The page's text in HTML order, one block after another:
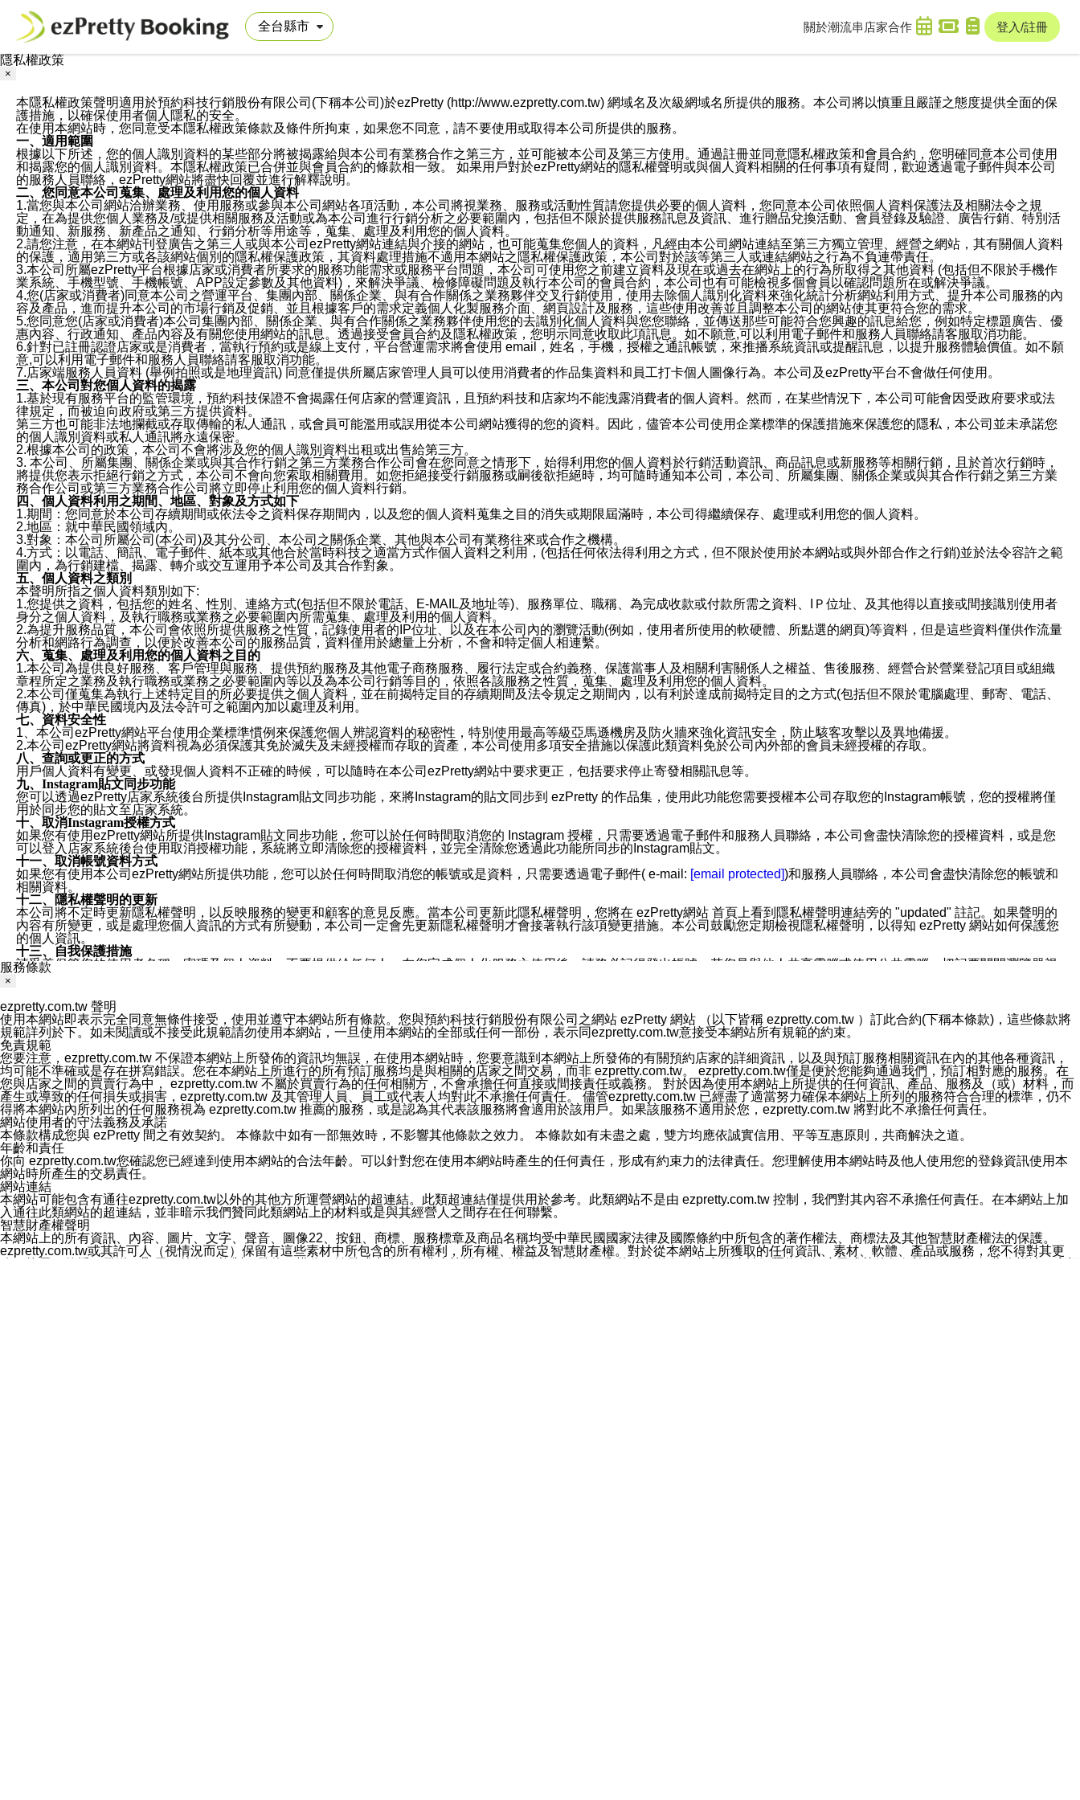
關於潮流串 店家合作 登入/註冊
隱私權政策
×
本隱私權政策聲明適用於預約科技行銷股份有限公司(下稱本公司)於ezPretty (http://www.ezpretty.com.tw) 網域名及次級網域名所提供的服務。本公司將以慎重且嚴謹之態度提供全面的保
護措施，以確保使用者個人隱私的安全。
在使用本網站時，您同意受本隱私權政策條款及條件所拘束，如果您不同意，請不要使用或取得本公司所提供的服務。
一、適用範圍
根據以下所述，您的個人識別資料的某些部分將被揭露給與本公司有業務合作之第三方，並可能被本公司及第三方使用。通過註冊並同意隱私權政策和會員合約，您明確同意本公司使用
和揭露您的個人識別資料。本隱私權政策已合併並與會員合約的條款相一致。 如果用戶對於ezPretty網站的隱私權聲明或與個人資料相關的任何事項有疑問，歡迎透過電子郵件與本公司
的服務人員聯絡，ezPretty網站將盡快回覆並進行解釋說明。
二、您同意本公司蒐集、處理及利用您的個人資料
1.當您與本公司網站洽辦業務、使用服務或參與本公司網站各項活動，本公司將視業務、服務或活動性質請您提供必要的個人資料，您同意本公司依照個人資料保護法及相關法令之規
定，在為提供您個人業務及/或提供相關服務及活動或為本公司進行行銷分析之必要範圍內，包括但不限於提供服務訊息及資訊、進行贈品兌換活動、會員登錄及驗證、廣告行銷、特別活
動通知、新服務、新產品之通知、行銷分析等用途等，蒐集、處理及利用您的個人資料。
2.請您注意，在本網站刊登廣告之第三人或與本公司ezPretty網站連結與介接的網站，也可能蒐集您個人的資料，凡經由本公司網站連結至第三方獨立管理、經營之網站，其有關個人資料
的保護，適用第三方或各該網站個別的隱私權保護政策，其資料處理措施不適用本網站之隱私權保護政策，本公司對於該等第三人或連結網站之行為不負連帶責任。
3.本公司所屬ezPretty平台根據店家或消費者所要求的服務功能需求或服務平台問題，本公司可使用您之前建立資料及現在或過去在網站上的行為所取得之其他資料 (包括但不限於手機作
業系統、手機型號、手機帳號、APP設定參數及其他資料)，來解決爭議、檢修障礙問題及執行本公司的會員合約，本公司也有可能檢視多個會員以確認問題所在或解決爭議。
4.您(店家或消費者)同意本公司之營運平台、集團內部、關係企業、與有合作關係之業務夥伴交叉行銷使用，使用去除個人識別化資料來強化統計分析網站利用方式、提升本公司服務的內
容及產品，進而提升本公司的市場行銷及促銷、並且根據客戶的需求定義個人化製服務介面、網頁設計及服務，這些使用改善並且調整本公司的網站使其更符合您的需求。
5.您同意您(店家或消費者)本公司集團內部、關係企業、與有合作關係之業務夥伴使用您的去識別化個人資料與您您聯絡，並傳送那些可能符合您興趣的訊息給您，例如特定標題廣告、優
惠內容、行政通知、產品內容及有關您使用網站的訊息。透過接受會員合約及隱私權政策，您明示同意收取此項訊息。如不願意,可以利用電子郵件和服務人員聯絡請客服取消功能。
6.針對已註冊認證店家或是消費者，當執行預約或是線上支付，平台營運需求將會使用 email，姓名，手機，授權之通訊帳號，來推播系統資訊或提醒訊息，以提升服務體驗價值。如不願
意,可以利用電子郵件和服務人員聯絡請客服取消功能。
7.店家端服務人員資料 (舉例拍照或是地理資訊) 同意僅提供所屬店家管理人員可以使用消費者的作品集資料和員工打卡個人圖像行為。本公司及ezPretty平台不會做任何使用。
三、本公司對您個人資料的揭露
1.基於現有服務平台的監管環境，預約科技保證不會揭露任何店家的營運資訊，且預約科技和店家均不能洩露消費者的個人資料。然而，在某些情況下，本公司可能會因受政府要求或法
律規定，而被迫向政府或第三方提供資料。
第三方也可能非法地攔截或存取傳輸的私人通訊，或會員可能濫用或誤用從本公司網站獲得的您的資料。因此，儘管本公司使用企業標準的保護措施來保護您的隱私，本公司並未承諾您
的個人識別資料或私人通訊將永遠保密。
2.根據本公司的政策，本公司不會將涉及您的個人識別資料出租或出售給第三方。
3. 本公司、所屬集團、關係企業或與其合作行銷之第三方業務合作公司會在您同意之情形下，始得利用您的個人資料於行銷活動資訊、商品訊息或新服務等相關行銷，且於首次行銷時，
將提供您表示拒絕行銷之方式，本公司不會向您索取相關費用。如您拒絕接受行銷服務或嗣後欲拒絕時，均可隨時通知本公司，本公司、所屬集團、關係企業或與其合作行銷之第三方業
務合作公司或第三方業務合作公司將立即停止利用您的個人資料行銷。
四、個人資料利用之期間、地區、對象及方式如下
1.期間：您同意於本公司存續期間或依法令之資料保存期間內，以及您的個人資料蒐集之目的消失或期限屆滿時，本公司得繼續保存、處理或利用您的個人資料。
2.地區：就中華民國領域內。
3.對象：本公司所屬公司(本公司)及其分公司、本公司之關係企業、其他與本公司有業務往來或合作之機構。
4.方式：以電話、簡訊、電子郵件、紙本或其他合於當時科技之適當方式作個人資料之利用，(包括任何依法得利用之方式，但不限於使用於本網站或與外部合作之行銷)並於法令容許之範
圍內，為行銷建檔、揭露、轉介或交互運用予本公司及其合作對象。
五、個人資料之類別
本聲明所指之個人資料類別如下:
1.您提供之資料，包括您的姓名、性別、連絡方式(包括但不限於電話、E-MAIL及地址等)、服務單位、職稱、為完成收款或付款所需之資料、IＰ位址、及其他得以直接或間接識別使用者
身分之個人資料，及執行職務或業務之必要範圍內所需蒐集、處理及利用的個人資料。
2.為提升服務品質，本公司會依照所提供服務之性質，記錄使用者的IP位址、以及在本公司內的瀏覽活動(例如，使用者所使用的軟硬體、所點選的網頁)等資料，但是這些資料僅供作流量
分析和網路行為調查，以便於改善本公司的服務品質，資料僅用於總量上分析，不會和特定個人相連繫。
六、蒐集、處理及利用您的個人資料之目的
1.本公司為提供良好服務、客戶管理與服務、提供預約服務及其他電子商務服務、履行法定或合約義務、保護當事人及相關利害關係人之權益、售後服務、經營合於營業登記項目或組織
章程所定之業務及執行職務或業務之必要範圍內等以及為本公司行銷等目的，依照各該服務之性質，蒐集、處理及利用您的個人資料。
2.本公司僅蒐集為執行上述特定目的所必要提供之個人資料，並在前揭特定目的存續期間及法令規定之期間內，以有利於達成前揭特定目的之方式(包括但不限於電腦處理、郵寄、電話、
傳真)，於中華民國境內及法令許可之範圍內加以處理及利用。
七、資料安全性
1、本公司ezPretty網站平台使用企業標準慣例來保護您個人辨認資料的秘密性，特別使用最高等級亞馬遜機房及防火牆來強化資訊安全，防止駭客攻擊以及異地備援。
2.本公司ezPretty網站將資料視為必須保護其免於滅失及未經授權而存取的資產，本公司使用多項安全措施以保護此類資料免於公司內外部的會員未經授權的存取。
八、查詢或更正的方式
用戶個人資料有變更、或發現個人資料不正確的時候，可以隨時在本公司ezPretty網站中要求更正，包括要求停止寄發相關訊息等。
九、Instagram貼文同步功能
您可以透過ezPretty店家系統後台所提供Instagram貼文同步功能，來將Instagram的貼文同步到 ezPretty 的作品集，使用此功能您需要授權本公司存取您的Instagram帳號，您的授權將僅
用於同步您的貼文至店家系統。
十、取消Instagram授權方式
如果您有使用ezPretty網站所提供Instagram貼文同步功能，您可以於任何時間取消您的 Instagram 授權，只需要透過電子郵件和服務人員聯絡，本公司會盡快清除您的授權資料，或是您
可以登入店家系統後台使用取消授權功能，系統將立即清除您的授權資料，並完全清除您透過此功能所同步的Instagram貼文。
十一、取消帳號資料方式
如果您有使用本公司ezPretty網站所提供功能，您可以於任何時間取消您的帳號或是資料，只需要透過電子郵件( e-mail: [email protected])和服務人員聯絡，本公司會盡快清除您的帳號和
相關資料。
十二、隱私權聲明的更新
本公司將不定時更新隱私權聲明，以反映服務的變更和顧客的意見反應。當本公司更新此隱私權聲明，您將在 ezPretty網站 首頁上看到隱私權聲明連結旁的 "updated" 註記。如果聲明的
內容有所變更，或是處理您個人資訊的方式有所變動，本公司一定會先更新隱私權聲明才會接著執行該項變更措施。本公司鼓勵您定期檢視隱私權聲明，以得知 ezPretty 網站如何保護您
的個人資訊。
十三、自我保護措施
請妥善保管您的使用者名稱、密碼及個人資料，不要提供給任何人。在您完成個人化服務之使用後，請務必記得登出帳號。若您是與他人共享電腦或使用公共電腦，切記要關閉瀏覽器視
窗，以防止他人讀取您的個人資料、信件或進入所機關管理區。
您同意本公司網站，透過您所提供的郵件地址與您取得聯絡並傳送或宣傳本網站各項服務之資料或電子郵件供您參考。您能依照該資料或電子郵件所指示之方法、說明或功能連結，隨時
停止接收這些資料或電子郵件。
十五、訊息通知
本公司/本服務將以通知型訊息傳送重要訊息給您。即使未加入本公司/本服務好友，您仍可接收到通知型訊息。
本公司/本服務傳送之通知型訊息以對您有效且重要的訊息為限，以廣告或其他目的的訊息皆不會被傳送。滿足以下三個條件者，將可收到通知型訊息。
1.LINE 帳號設定的電話號碼與本公司/本服務所傳來的電話號碼比對相符。
2.該 LINE 帳號已在 LINE APP 設定中，同意接收通知型訊息。
3.LINE 帳號未封鎖傳送訊息之 LINE 官方帳號。
欲變更通知型訊息的設定，操作如下：
1.點選「主頁」＞「設定」
2.點選「隱私設定」
3.點選「提供使用資料」
4.點選「LINE通知型訊息」
5.開關「接收LINE通知型訊息」
❗️關閉「接收通知型訊息」後，將不會接收到來自任何企業官方帳號或認證官方帳號的通知型訊息。
服務條款
×
ezpretty.com.tw 聲明
使用本網站即表示完全同意無條件接受，使用並遵守本網站所有條款。您與預約科技行銷股份有限公司之網站 ezPretty 網站 （以下皆稱 ezpretty.com.tw ）訂此合約(下稱本條款)，這些條款將
規範詳列於下。如未閱讀或不接受此規範請勿使用本網站，一旦使用本網站的全部或任何一部份，表示同ezpretty.com.tw意接受本網站所有規範的約束。
免責規範
您要注意，ezpretty.com.tw 不保證本網站上所發佈的資訊均無誤，在使用本網站時，您要意識到本網站上所發佈的有關預約店家的詳細資訊，以及與預訂服務相關資訊在內的其他各種資訊，
均可能不準確或是存在拼寫錯誤。您在本網站上所進行的所有預訂服務均是與相關的店家之間交易，而非 ezpretty.com.tw。 ezpretty.com.tw僅是便於您能夠通過我們，預訂相對應的服務。在
您與店家之間的買賣行為中， ezpretty.com.tw 不屬於買賣行為的任何相關方，不會承擔任何直接或間接責任或義務。 對於因為使用本網站上所提供的任何資訊、產品、服務及（或）材料，而
產生或導致的任何損失或損害，ezpretty.com.tw 及其管理人員、員工或代表人均對此不承擔任何責任。 儘管ezpretty.com.tw 已經盡了適當努力確保本網站上所列的服務符合合理的標準，仍不
得將本網站內所列出的任何服務視為 ezpretty.com.tw 推薦的服務，或是認為其代表該服務將會適用於該用戶。如果該服務不適用於您，ezpretty.com.tw 將對此不承擔任何責任。
網站使用者的守法義務及承諾
本條款構成您與 ezPretty 間之有效契約。 本條款中如有一部無效時，不影響其他條款之效力。 本條款如有未盡之處，雙方均應依誠實信用、平等互惠原則，共商解決之道。
年齡和責任
你向 ezpretty.com.tw您確認您已經達到使用本網站的合法年齡。可以針對您在使用本網站時產生的任何責任，形成有約束力的法律責任。您理解使用本網站時及他人使用您的登錄資訊使用本
網站時所產生的交易責任。
網站連結
本網站可能包含有通往ezpretty.com.tw以外的其他方所運營網站的超連結。此類超連結僅提供用於參考。此類網站不是由 ezpretty.com.tw 控制，我們對其內容不承擔任何責任。在本網站上加
入通往此類網站的超連結，並非暗示我們贊同此類網站上的材料或是與其經營人之間存在任何聯繫。
智慧財產權聲明
本網站上的所有資訊、內容、圖片、文字、聲音、圖像22、按鈕、商標、服務標章及商品名稱均受中華民國國家法律及國際條約中所包含的著作權法、商標法及其他智慧財產權法的保護。
ezpretty.com.tw或其許可人（視情況而定）保留有這些素材中所包含的所有權利，所有權、權益及智慧財產權。對於從本網站上所獲取的任何資訊、素材、軟體、產品或服務，您不得對其更